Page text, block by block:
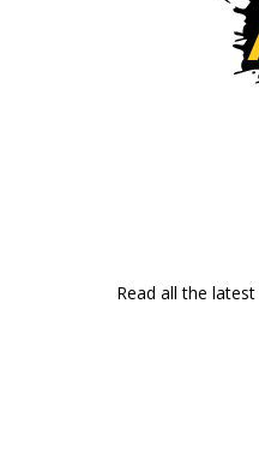
Read all the